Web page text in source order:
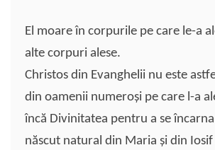
El moare în corpurile pe care le-a
alte corpuri alese.
Christos din Evanghelii nu este
din oamenii numeroşi pe care l-a
încă Divinitatea pentru a se
născut natural din Maria şi din Iosif